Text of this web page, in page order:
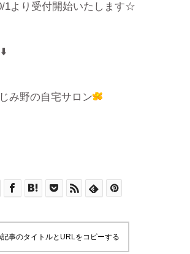
1より受付開始いたします☆
み野の自宅サロン
記事のタイトルとURLをコピーする